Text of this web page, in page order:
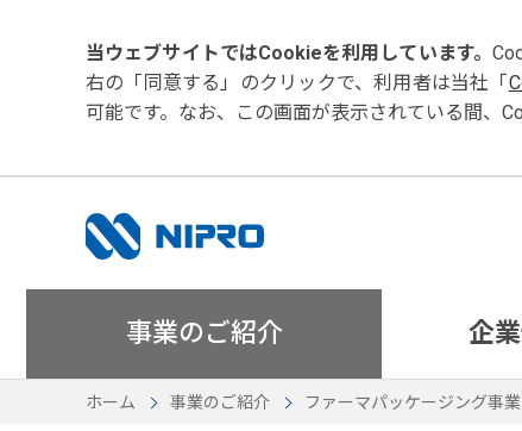
当ウェブサイトではCookieを利用しています。
右の「同意する」のクリックで、利用者は当社「
可能です。なお、この画面が表示されている間、
事業のご紹介 企
ホーム 事業のご紹介 ファーマパッケージング事業